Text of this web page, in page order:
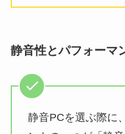
静音性とパフォーマ
静音PCを選ぶ際に